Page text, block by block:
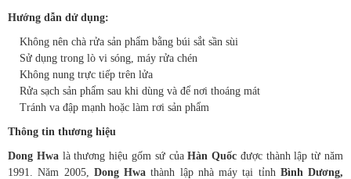
Hướng dẫn dử dụng:
Không nên chà rửa sản phẩm bằng búi sắt sần sùi
Sử dụng trong lò vi sóng, máy rửa chén
Không nung trực tiếp trên lửa
Rửa sạch sản phẩm sau khi dùng và để nơi thoáng mát
Tránh va đập mạnh hoặc làm rơi sản phẩm
Thông tin thương hiệu
Dong Hwalà thương hiệu gốm sứ củaHàn Quốc được thành lập từ năm
1991. Năm 2005, Dong Hwa thành lập nhà máy tại tỉnh Bình Dương,